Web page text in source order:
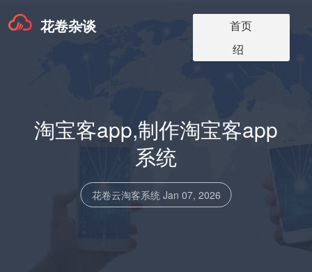
关于我们
淘宝客博客
淘宝客软件更
新
淘宝客app版本
价格
淘宝客app介
绍
首页
花卷杂谈
淘宝客app,制作淘宝客app
系统
花卷云淘客系统 Jan 07, 2026